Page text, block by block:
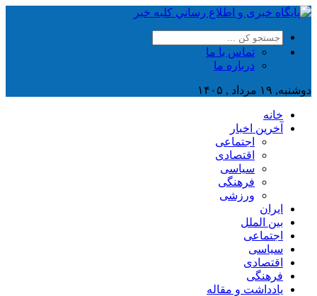
تماس با ما
درباره ما
دوشنبه, ۱۹ مرداد , ۱۴۰۵
خانه
آخرین اخبار
اجتماعی
اقتصادی
سیاسی
فرهنگی
ورزشی
ایران
بین الملل
اجتماعی
سیاسی
اقتصادی
فرهنگی
یادداشت و مقاله